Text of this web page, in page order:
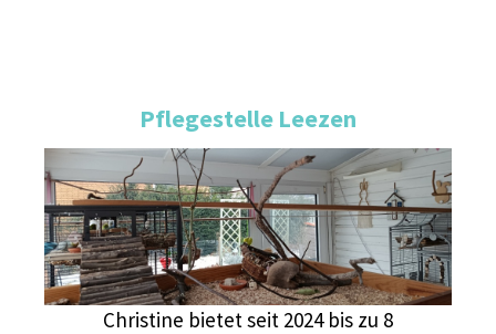
Pflegestelle Leezen
Christine bietet seit 2024 bis zu 8